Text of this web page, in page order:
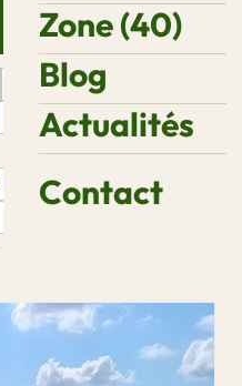
Zone (40)
Blog
Actualités
Contact
ASSAINISSEMENT
DÉMOLITION
VRD
CONSEILS & GUIDES